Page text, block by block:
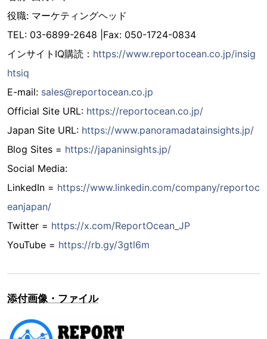
役職: マーケティングヘッド
TEL: 03-6899-2648 |Fax: 050-1724-0834
インサイトIQ購読： https://www.reportocean.co.jp/insig
htsiq
E-mail: sales@reportocean.co.jp
Official Site URL: https://reportocean.co.jp/
Japan Site URL: https://www.panoramadatainsights.jp/
Blog Sites = https://japaninsights.jp/
Social Media:
LinkedIn = https://www.linkedin.com/company/reportoc
eanjapan/
Twitter = https://x.com/ReportOcean_JP
YouTube = https://rb.gy/3gtl6m
添付画像・ファイル